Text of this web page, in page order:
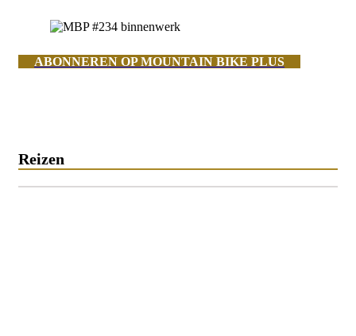
ABONNEREN OP MOUNTAIN BIKE PLUS
Reizen